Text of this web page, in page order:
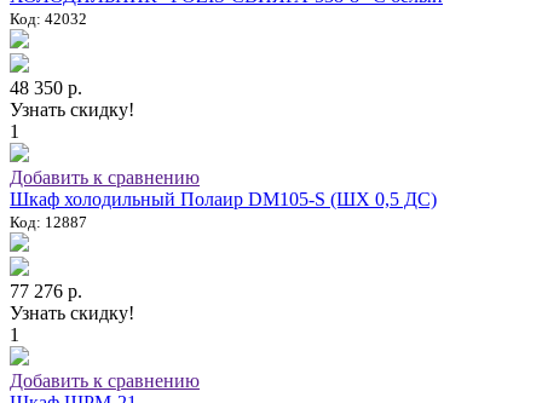
Код: 42032
48 350 р.
Узнать скидку!
1
Добавить к сравнению
Шкаф холодильный Полаир DM105-S (ШХ 0,5 ДС)
Код: 12887
77 276 р.
Узнать скидку!
1
Добавить к сравнению